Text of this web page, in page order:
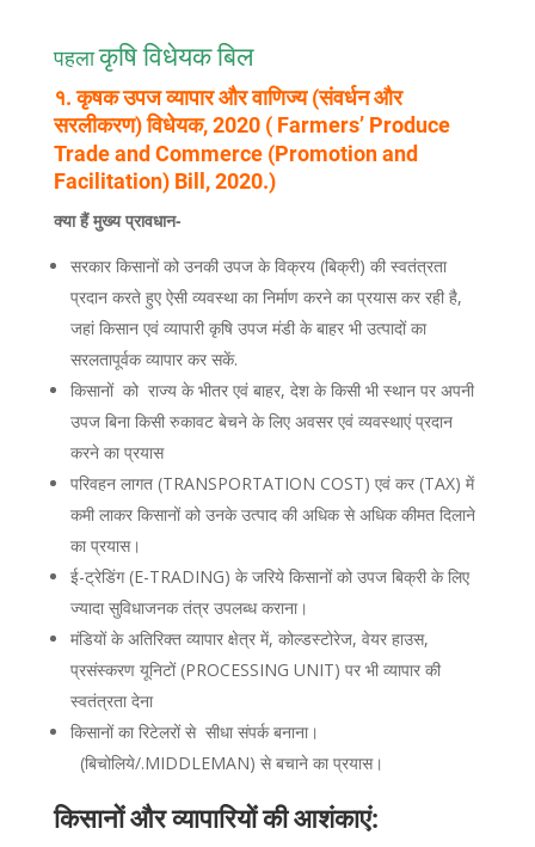
पहलाकृषि विधेयक बिल
१.कृषक उपज व्‍यापार और वाणिज्‍य (संवर्धन और
सरलीकरण) विधेयक, 2020 ( Farmers’ Produce
Trade and Commerce (Promotion and
Facilitation) Bill, 2020.)
क्या हैं मुख्य प्रावधान-
सरकार किसानों को उनकी उपज के विक्रय (बिक्री) की स्वतंत्रता
प्रदान करते हुए ऐसी व्यवस्था का निर्माण करने का प्रयास कर रही है,
जहां किसान एवं व्यापारी कृषि उपज मंडी के बाहर भी उत्पादों का
सरलतापूर्वक व्यापार कर सकें.
किसानों को राज्य के भीतर एवं बाहर, देश के किसी भी स्थान पर अपनी
उपज बिना किसी रुकावट बेचने के लिए अवसर एवं व्यवस्थाएं प्रदान
करने का प्रयास
परिवहन लागत (TRANSPORTATION COST) एवं कर (TAX) में
कमी लाकर किसानों को उनके उत्पाद की अधिक से अधिक कीमत दिलाने
का प्रयास।
ई-ट्रेडिंग (E-TRADING) के जरिये किसानों को उपज बिक्री के लिए
ज्यादा सुविधाजनक तंत्र उपलब्ध कराना।
मंडियों के अतिरिक्त व्यापार क्षेत्र में, कोल्डस्टोरेज, वेयर हाउस,
प्रसंस्करण यूनिटों (PROCESSING UNIT) पर भी व्यापार की
स्वतंत्रता देना
किसानों का रिटेलरों से सीधा संपर्क बनाना।
(बिचोलिये/.MIDDLEMAN) से बचाने का प्रयास।
किसानों और व्यापारियों की आशंकाएं: